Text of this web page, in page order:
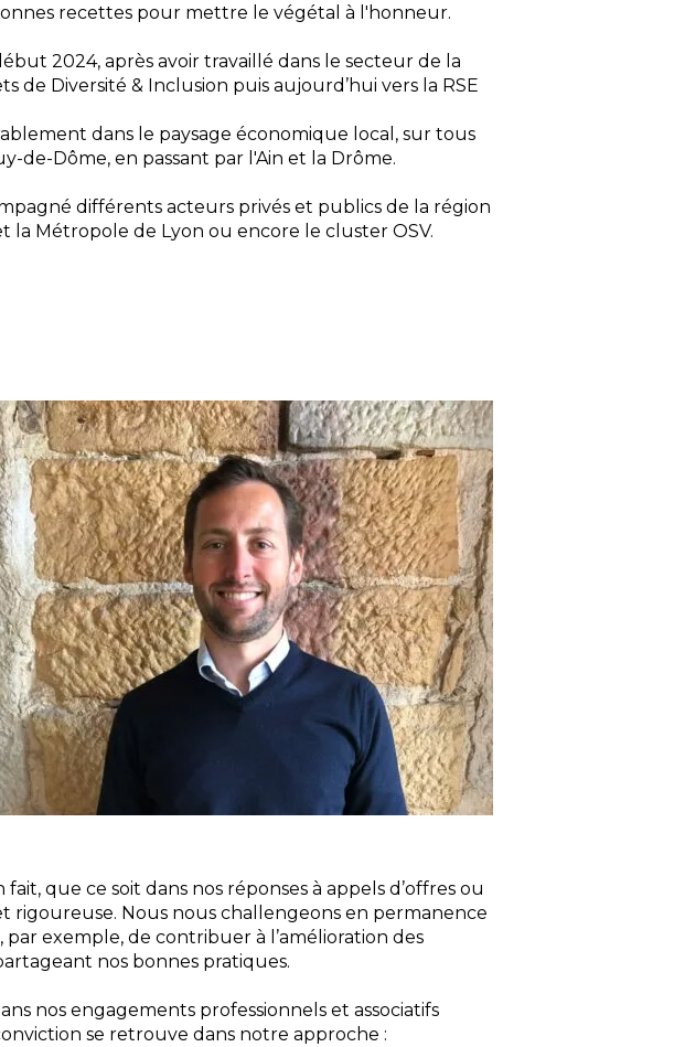
recettes pour mettre le végétal à l'honneur.
2024, après avoir travaillé dans le secteur de la
Diversité & Inclusion puis aujourd’hui vers la RSE
dans le paysage économique local, sur tous
de-Dôme, en passant par l'Ain et la Drôme.
différents acteurs privés et publics de la région
la Métropole de Lyon ou encore le cluster OSV.
que ce soit dans nos réponses à appels d’offres ou
rigoureuse. Nous nous challengeons en permanence
exemple, de contribuer à l’amélioration des
nos bonnes pratiques.
nos engagements professionnels et associatifs
se retrouve dans notre approche :